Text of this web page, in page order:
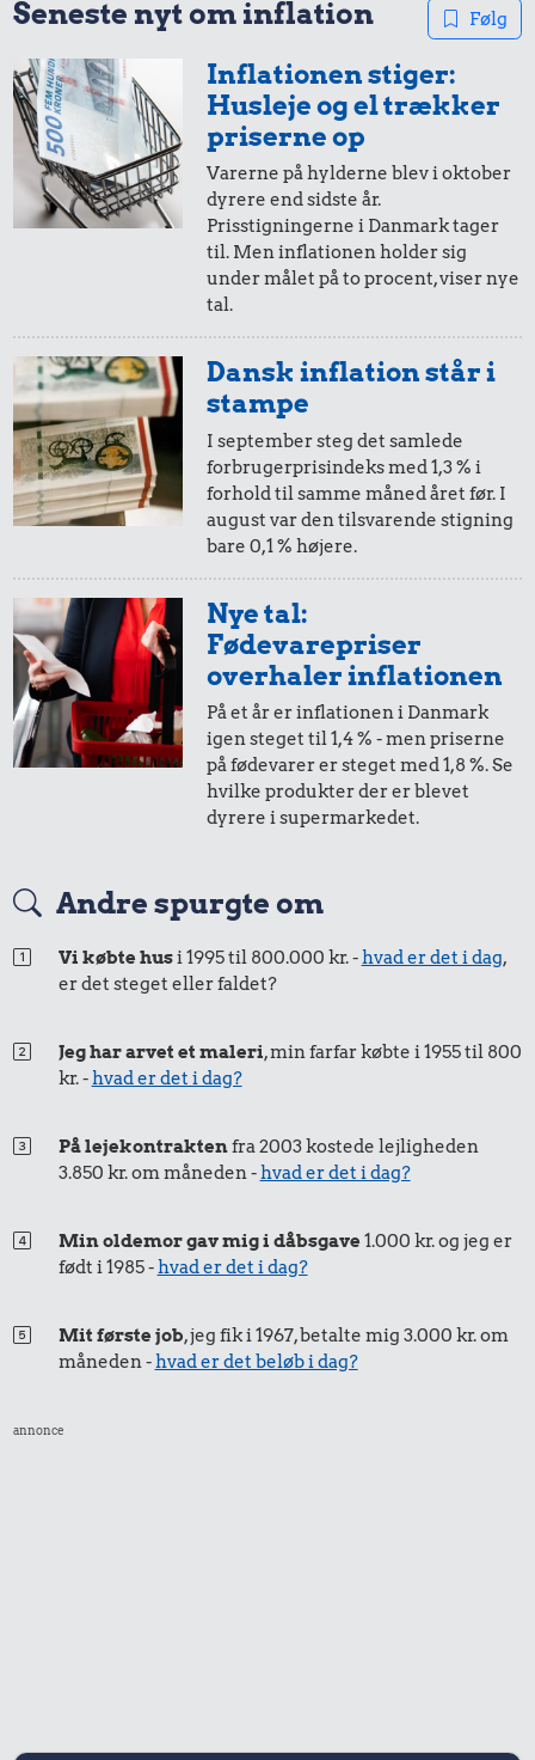
19 kr.
1/2 kg kaffe
9,58 kr.
Is
10 kr.
Bakke jordbær
7,98 kr.
Rugbrød 14 kr.
100 g garn
102 kr.
Togbillet,
1.022 kr.
1.915 kr.
Cykel
102 kr.
Taxatur,
Hovedbanegården-
Lufthavnen
5.586 kr.
5,75 kr.
Pilsner
68.633 kr.
20,-
i 1981
= 63,-
10,-
i 1981
= 31,-
i 2025
16,-
10 øre
i 1981
= 0,31,-
i 2025
5 øre
i 1981 i 2025
Seneste nyt om inflation Følg
Inflationen stiger:
Husleje og el trækker
priserne op
Varerne på hylderne blev i oktober
dyrere end sidste år.
Prisstigningerne i Danmark tager
til. Men inflationen holder sig
under målet på to procent, viser nye
tal.
Dansk inflation står i
stampe
I september steg det samlede
forbrugerprisindeks med 1,3 % i
forhold til samme måned året før. I
august var den tilsvarende stigning
bare 0,1 % højere.
Nye tal:
Fødevarepriser
overhaler inflationen
På et år er inflationen i Danmark
igen steget til 1,4 % - men priserne
på fødevarer er steget med 1,8 %. Se
hvilke produkter der er blevet
dyrere i supermarkedet.
Andre spurgte om
Vi købte husi 1995 til 800.000 kr. -hvad er det i dag,
er det steget eller faldet?
Jeg har arvet et maleri, min farfar købte i 1955 til 800
kr. -hvad er det i dag?
På lejekontraktenfra 2003 kostede lejligheden
3.850 kr. om måneden -hvad er det i dag?
Min oldemor gav mig i dåbsgave1.000 kr. og jeg er
født i 1985 -hvad er det i dag?
Mit første job, jeg fik i 1967, betalte mig 3.000 kr. om
måneden -hvad er det beløb i dag?
annonce